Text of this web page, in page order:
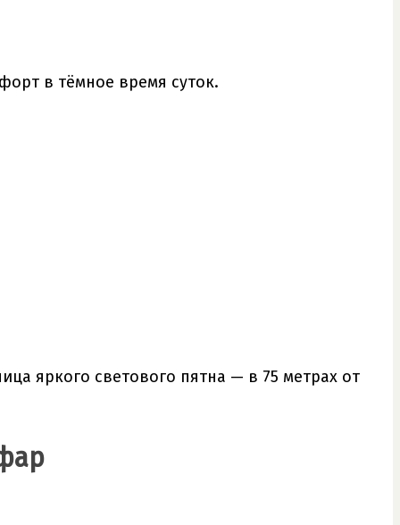
в тёмное время суток.
яркого светового пятна — в 75 метрах от